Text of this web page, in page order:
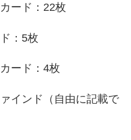
ード：22枚
：5枚
ード：4枚
インド（自由に記載で